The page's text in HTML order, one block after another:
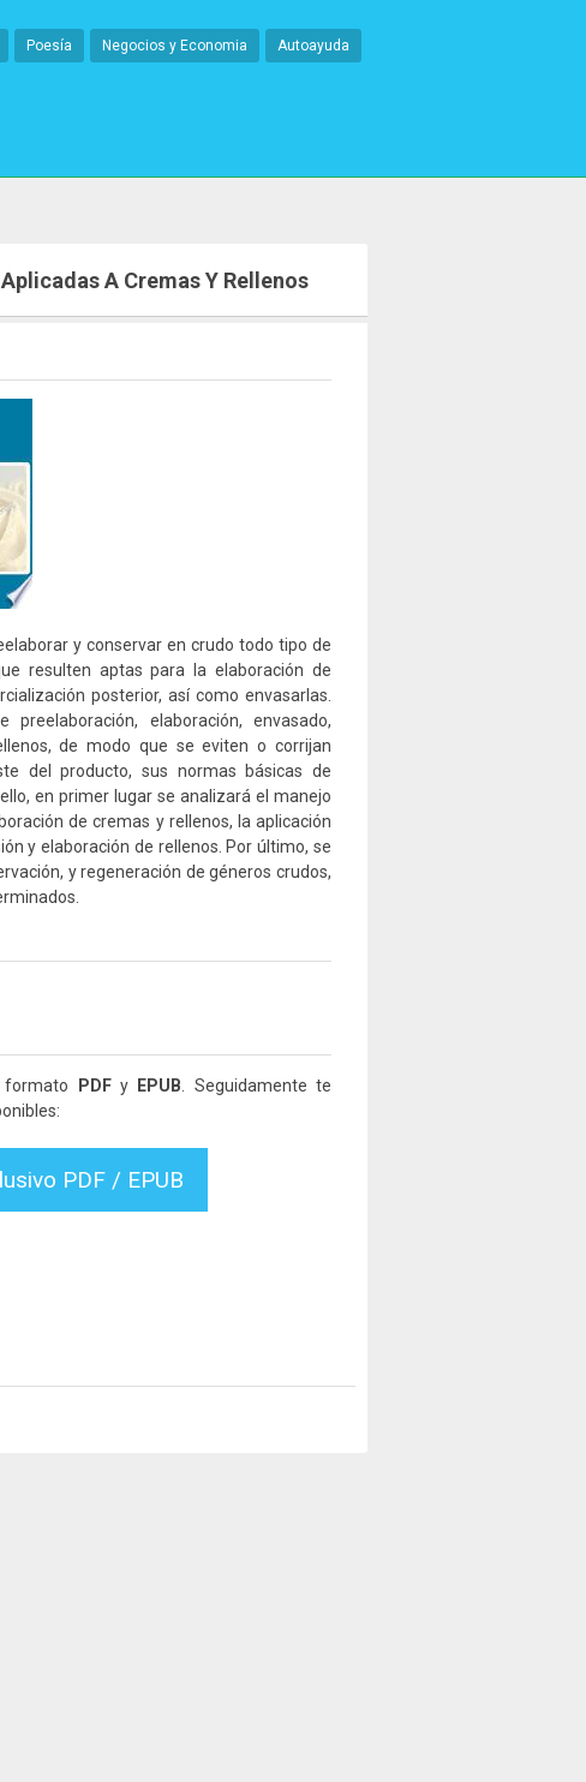
Poesía Negocios y Economia Autoayuda
A Cremas Y Rellenos
y conservar en crudo todo tipo de
resulten aptas para la elaboración de
posterior, así como envasarlas.
elaboración, envasado,
de modo que se eviten o corrijan
del producto, sus normas básicas de
en primer lugar se analizará el manejo
de cremas y rellenos, la aplicación
y elaboración de rellenos. Por último, se
y regeneración de géneros crudos,
formato PDFy EPUB . Seguidamente te
PDF / EPUB